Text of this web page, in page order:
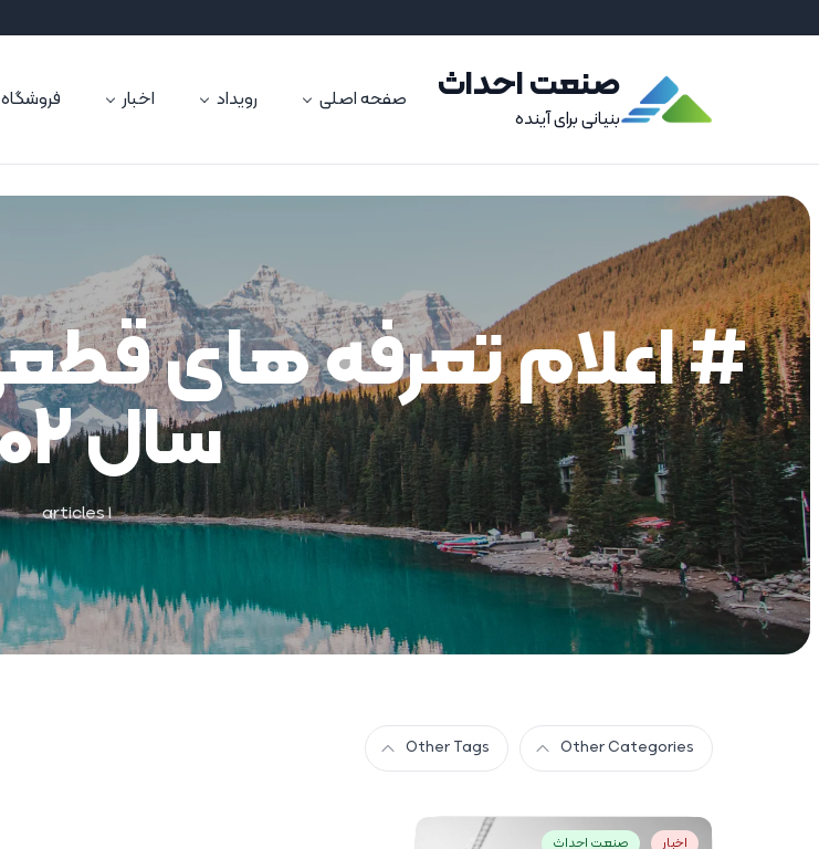
صنعت احداث
بنیانی برای آینده
صفحه اصلی رویداد اخبار فروشگاه
# اعلام تعرفه های
سال 1402
1 articles
Other Categories
Other Tags
اخبار صنعت احداث